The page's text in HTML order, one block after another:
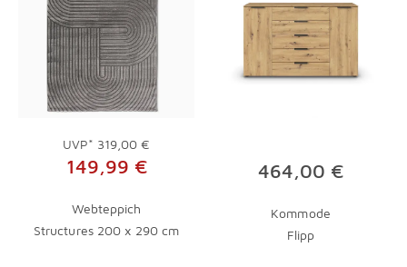
UVP* 319,00 €
149,99 €
Webteppich
Structures 200 x 290 cm
464,00 €
Kommode
Flipp